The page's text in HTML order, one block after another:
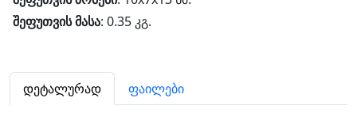
შეფუთვის მასა: 0.35 კგ.
დეტალურად ფაილები